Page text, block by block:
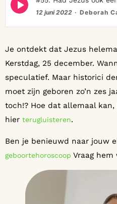
play
12 juni 2022 Deborah
Je ontdekt dat Jezus
Kerstdag, 25 december.
speculatief. Maar historici
moet zijn geboren zo’n zes
toch!? Hoe dat allemaal kan,
hier terugluisteren.
Ben je benieuwd naar jouw
geboortehoroscoop Vraag hem